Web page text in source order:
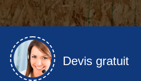
Devis gratuit